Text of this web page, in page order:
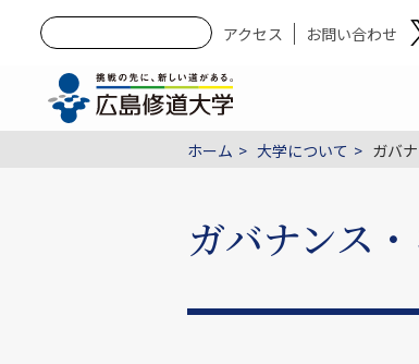
アクセス お問い合わせ
ホーム 大学について ガバ
ガバナンス